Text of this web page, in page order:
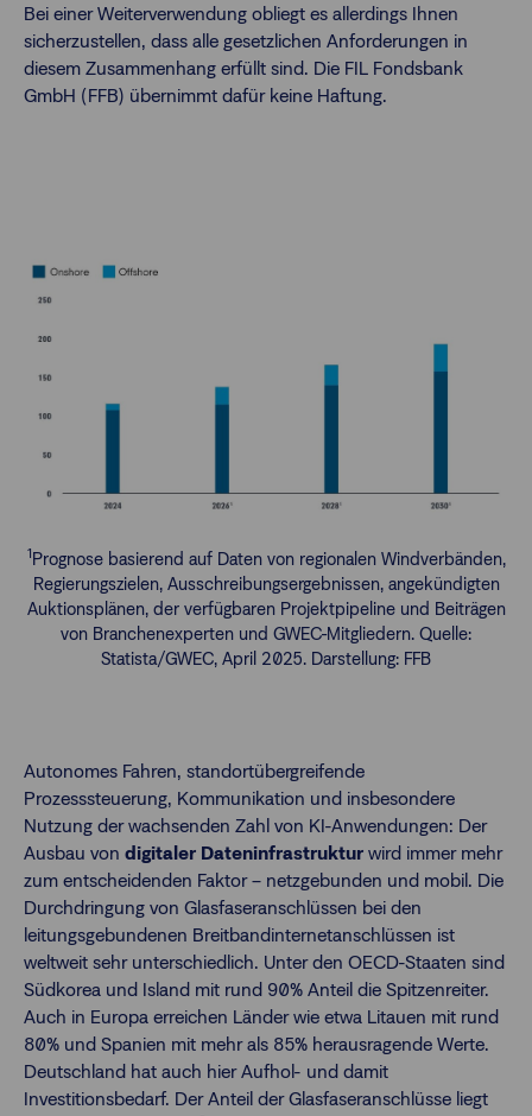
Bei einer Weiterverwendung obliegt es allerdings Ihnen
sicherzustellen, dass alle gesetzlichen Anforderungen in
diesem Zusammenhang erfüllt sind. Die FIL Fondsbank
GmbH (FFB) übernimmt dafür keine Haftung.
1Prognose basierend auf Daten von regionalen Windverbänden,
Regierungszielen, Ausschreibungsergebnissen, angekündigten
Auktionsplänen, der verfügbaren Projektpipeline und Beiträgen
von Branchenexperten und GWEC-Mitgliedern. Quelle:
Statista/GWEC, April 2025. Darstellung: FFB
Autonomes Fahren, standortübergreifende
Prozesssteuerung, Kommunikation und insbesondere
Nutzung der wachsenden Zahl von KI-Anwendungen: Der
Ausbau von digitaler Dateninfrastruktur wird immer mehr
zum entscheidenden Faktor – netzgebunden und mobil. Die
Durchdringung von Glasfaseranschlüssen bei den
leitungsgebundenen Breitbandinternetanschlüssen ist
weltweit sehr unterschiedlich. Unter den OECD-Staaten sind
Südkorea und Island mit rund 90% Anteil die Spitzenreiter.
Auch in Europa erreichen Länder wie etwa Litauen mit rund
80% und Spanien mit mehr als 85% herausragende Werte.
Deutschland hat auch hier Aufhol- und damit
Investitionsbedarf. Der Anteil der Glasfaseranschlüsse liegt